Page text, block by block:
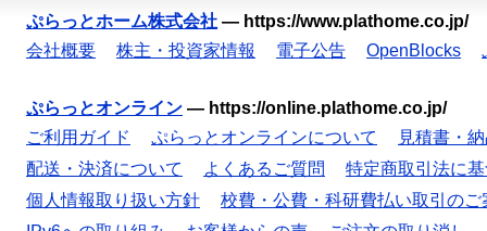
ぷらっとホーム株式会社 — https://www.plathome.co.jp/
会社概要
株主・投資家情報 電子公告 OpenBlocks
ぷらっとオンライン — https://online.plathome.co.jp/
ご利用ガイド
ぷらっとオンラインについて
見積書・
配送・決済について
よくあるご質問
特定商取引法に
個人情報取り扱い方針
校費・公費・科研費払い取引のご